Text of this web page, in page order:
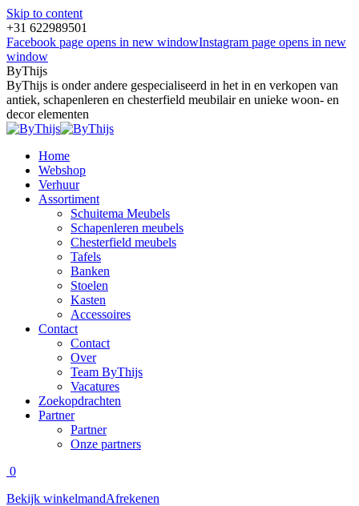
Skip to content
+31 622989501
Facebook page opens in new windowInstagram page opens in new
window
ByThijs
ByThijs is onder andere gespecialiseerd in het in en verkopen van
antiek, schapenleren en chesterfield meubilair en unieke woon- en
decor elementen
Home
Webshop
Verhuur
Assortiment
Schuitema Meubels
Schapenleren meubels
Chesterfield meubels
Tafels
Banken
Stoelen
Kasten
Accessoires
Contact
Contact
Over
Team ByThijs
Vacatures
Zoekopdrachten
Partner
Partner
Onze partners
0
Bekijk winkelmandAfrekenen